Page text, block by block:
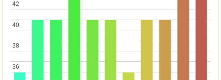
36
36
38
38
40
40
42
42